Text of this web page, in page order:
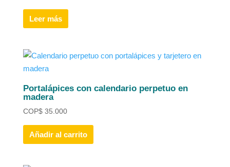
Leer más
Portalápices con calendario perpetuo en
madera
COP$35.000
Añadir al carrito